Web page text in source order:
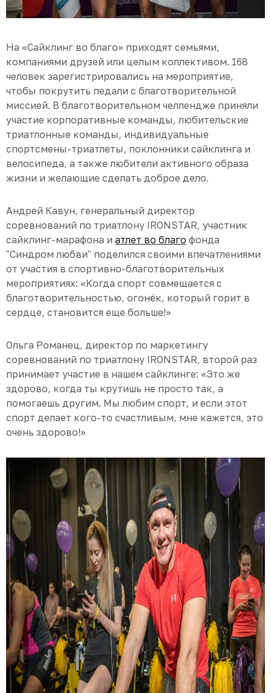
На «Сайклинг во благо» приходят семьями,
компаниями друзей или целым коллективом. 168
человек зарегистрировались на мероприятие,
чтобы покрутить педали с благотворительной
миссией. В благотворительном челлендже приняли
участие корпоративные команды, любительские
триатлонные команды, индивидуальные
спортсмены-триатлеты, поклонники сайклинга и
велосипеда, а также любители активного образа
жизни и желающие сделать доброе дело.
Андрей Кавун, генеральный директор
соревнований по триатлону IRONSTAR, участник
сайклинг-марафона и атлет во благо фонда
"Синдром любви" поделился своими впечатлениями
от участия в спортивно-благотворительных
мероприятиях: «Когда спорт совмещается с
благотворительностью, огонёк, который горит в
сердце, становится еще больше!»
Ольга Романец, директор по маркетингу
соревнований по триатлону IRONSTAR, второй раз
принимает участие в нашем сайклинге: «Это же
здорово, когда ты крутишь не просто так, а
помогаешь другим. Мы любим спорт, и если этот
спорт делает кого-то счастливым, мне кажется, это
очень здорово!»